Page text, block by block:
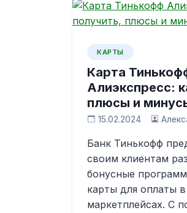
КАРТЫ
Карта
Алиэкспресс:
плюсы и
15.02.2024
Банк Тинькофф
своим клиентам
бонусные
карты для оплаты
маркетплейсах. С